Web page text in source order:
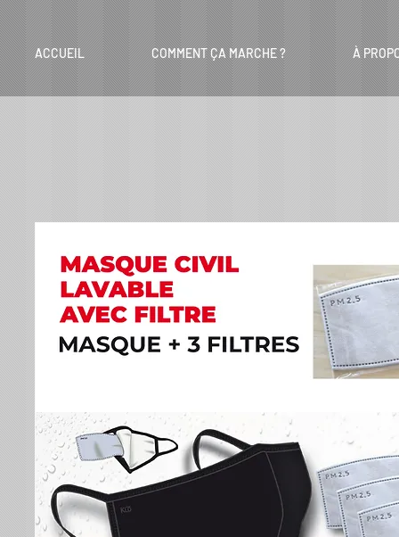
ACCUEIL COMMENT ÇA MARCHE ? À